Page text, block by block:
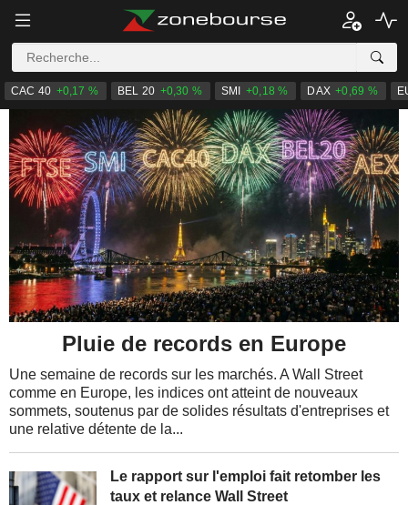
CAC 40 +0,17 % BEL 20 +0,30 % SMI +0,18 % DAX +0,69 %
Le rapport sur l'emploi fait retomber les
taux et relance Wall Street
Pluie de records en Europe
Une semaine de records sur les marchés. A Wall Street
comme en Europe, les indices ont atteint de nouveaux
sommets, soutenus par de solides résultats d'entreprises et
une relative détente de la...